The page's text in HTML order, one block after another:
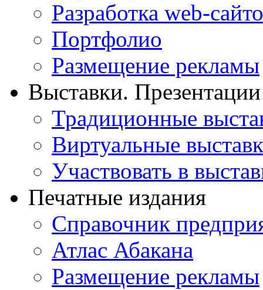
Разработка web-
Портфолио
Размещение рекламы
Выставки. Презентации
Традиционные
Виртуальные
Участвовать в
Печатные издания
Справочник
Атлас Абакана
Размещение рекламы